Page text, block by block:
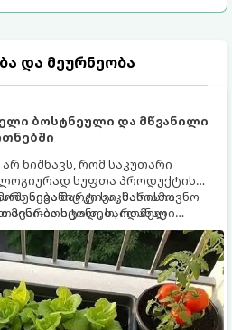
და მეურნეობა
ბოსტნეული და მწვანილი
ნიშნავს, რომ საკუთარი
სუფთა პროდუქტის
აივანიც კი საკმარისია
მინი-ბოსტანი, საიდანაც
მწვანილსა და
მარტივი, სასიამოვნო
იცოდეთ, რომელი
პირობებს ყველაზე კარგად
სწორად.